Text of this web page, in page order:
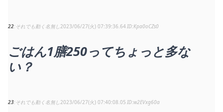
22 それでも動く名無し2023/06/27(火) 07:39:36.64 Kpa0oCZs0
ごはん1膳250ってちょっと多な
い？
23 それでも動く名無し2023/06/27(火) 07:40:08.05 w2EVxg60a